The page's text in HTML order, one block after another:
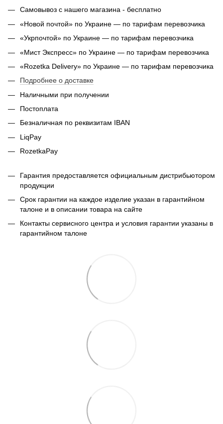
Самовывоз с нашего магазина - бесплатно
«Новой почтой» по Украине — по тарифам перевозчика
«Укрпочтой» по Украине — по тарифам перевозчика
«Мист Экспресс» по Украине — по тарифам перевозчика
«Rozetka Delivery» по Украине — по тарифам перевозчика
Подробнее о доставке
Наличными при получении
Постоплата
Безналичная по реквизитам IBAN
LiqPay
RozetkaPay
Гарантия предоставляется официальным дистрибьютором
продукции
Срок гарантии на каждое изделие указан в гарантийном
талоне и в описании товара на сайте
Контакты сервисного центра и условия гарантии указаны в
гарантийном талоне